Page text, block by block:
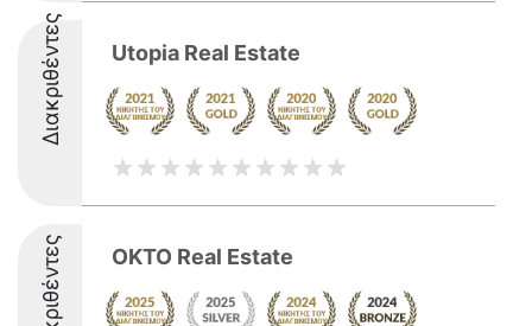
Διακριθέντες Utopia Real Estate
OKTO Real Estate